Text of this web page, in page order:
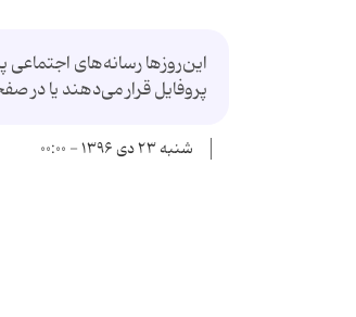
این‌روزها رسانه‌های
پروفایل قرار می‌دهند یا در
شنبه ۲۳ دی ۱۳۹۶ - ۰۰:۰۰